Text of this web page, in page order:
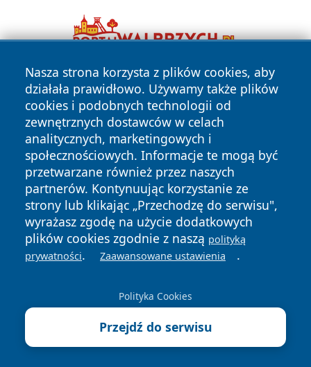
Nasza strona korzysta z plików cookies, aby
działała prawidłowo. Używamy także plików
cookies i podobnych technologii od
zewnętrznych dostawców w celach
analitycznych, marketingowych i
społecznościowych. Informacje te mogą być
przetwarzane również przez naszych
partnerów. Kontynuując korzystanie ze
strony lub klikając „Przechodzę do serwisu",
wyrażasz zgodę na użycie dodatkowych
plików cookies zgodnie z naszą polityką
prywatności. Zaawansowane ustawienia .
Polityka Cookies
Przejdź do serwisu
Copyright © 2026 zyrardowski24.pl Wszystkie prawa
zastrzeżone.
News Autorzy
Polityka
Prywatności
Polityka
Cookies